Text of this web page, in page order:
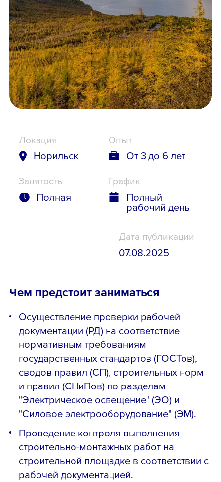
Школьникам
Локации
8 800 700-19-43
Локация
Норильск
Опыт
От 3 до 6 лет
Занятость
Полная
График
Полный
рабочий день
Дата публикации
07.08.2025
Чем предстоит заниматься
Осуществление проверки рабочей
документации (РД) на соответствие
нормативным требованиям
государственных стандартов (ГОСТов),
сводов правил (СП), строительных норм
и правил (СНиПов) по разделам
"Электрическое освещение" (ЭО) и
"Силовое электрооборудование" (ЭМ).
Проведение контроля выполнения
строительно-монтажных работ на
строительной площадке в соответствии с
рабочей документацией.